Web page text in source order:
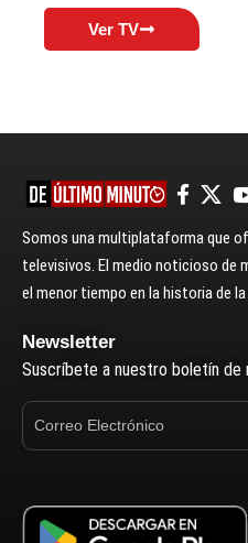
Ver TV
Somos una multiplataforma que
televisivos. El medio noticioso de
el menor tiempo en la historia de
Newsletter
Suscríbete a nuestro boletín de